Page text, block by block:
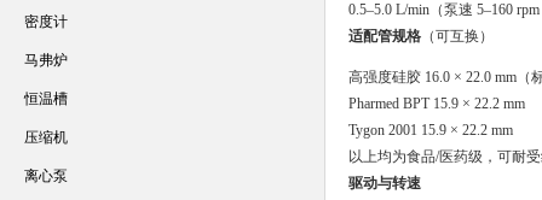
0.5–5.0 L/min（泵速 5–160
适配管规格（可互换）
高强度硅胶 16.0 × 22.0 mm（
Pharmed BPT 15.9 × 22.2 mm
Tygon 2001 15.9 × 22.2 mm
以上均为食品/医药级，可耐
驱动与转速
密度计
马弗炉
恒温槽
压缩机
离心泵